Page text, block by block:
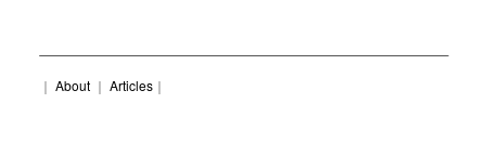
｜ About｜ Articles｜